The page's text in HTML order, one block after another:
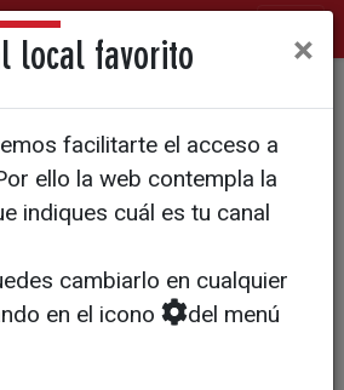
criterios clínicos
un amplio
médicos para
local favorito ×
facilitarte el acceso a
ello la web contempla la
indiques cuál es tu canal
cambiarlo en cualquier
en el icono
del menú